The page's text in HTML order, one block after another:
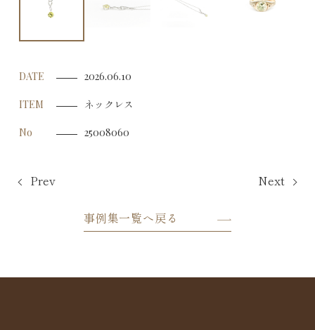
DATE 2026.06.10
ITEM ネックレス
No 25008060
Prev Next
事例集一覧へ戻る